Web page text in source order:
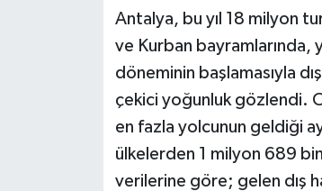
Antalya, bu yıl 18 milyon
ve Kurban
döneminin başlamasıyla
çekici yoğunluk gözlendi.
en fazla yolcunun geldiği
ülkelerden 1 milyon 689
verilerine göre; gelen dış